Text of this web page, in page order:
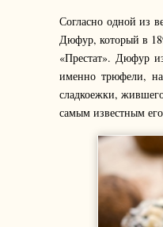
Согласно одной из
Дюфур, который в
«Престат». Дюфур
именно трюфели,
сладкоежки,
самым известным